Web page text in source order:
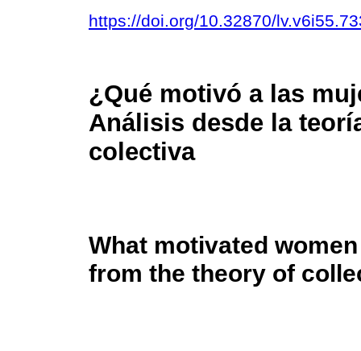
https://doi.org/10.32870/
¿Qué motivó a las
Análisis desde la
colectiva
What motivated
from the theory of